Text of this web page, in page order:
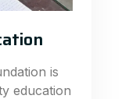
is
education